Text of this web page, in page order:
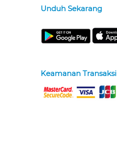
Unduh Sekarang
Keamanan Transaksi